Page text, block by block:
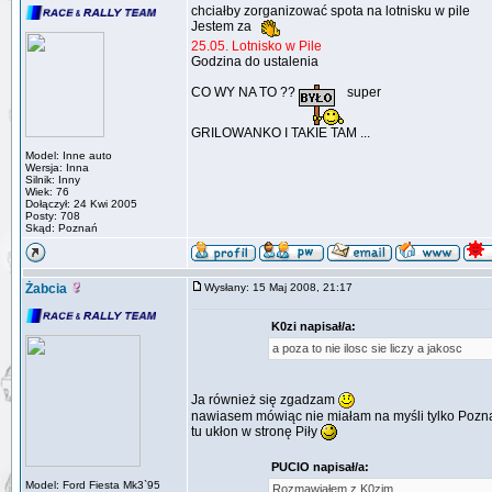
Model: Inne auto
Wersja: Inna
Silnik: Inny
Wiek: 76
Dołączył: 24 Kwi 2005
Posty: 708
Skąd: Poznań
chciałby zorganizować spota na lotnisku w pile
Jestem za
25.05. Lotnisko w Pile
Godzina do ustalenia
CO WY NA TO ??
super
GRILOWANKO I TAKIE TAM ...
Żabcia
Model: Ford Fiesta Mk3`95
Wysłany: 15 Maj 2008, 21:17
K0zi napisał/a:
a poza to nie ilosc sie liczy a jakosc
Ja również się zgadzam
nawiasem mówiąc nie miałam na myśli tylko
tu ukłon w stronę Piły
PUCIO napisał/a:
Rozmawiałem z K0zim